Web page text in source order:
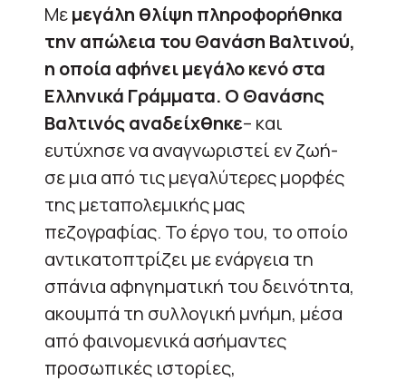
Μεμεγάλη θλίψη πληροφορήθηκα
την απώλεια του Θανάση Βαλτινού,
η οποία αφήνει μεγάλο κενό στα
Ελληνικά Γράμματα. Ο Θανάσης
Βαλτινός αναδείχθηκε– και
ευτύχησε να αναγνωριστεί εν ζωή-
σε μια από τις μεγαλύτερες μορφές
της μεταπολεμικής μας
πεζογραφίας. Το έργο του, το οποίο
αντικατοπτρίζει με ενάργεια τη
σπάνια αφηγηματική του δεινότητα,
ακουμπά τη συλλογική μνήμη, μέσα
από φαινομενικά ασήμαντες
προσωπικές ιστορίες,